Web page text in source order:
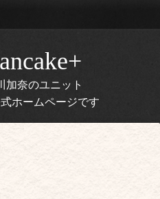
加奈のユニット
式ホームページです